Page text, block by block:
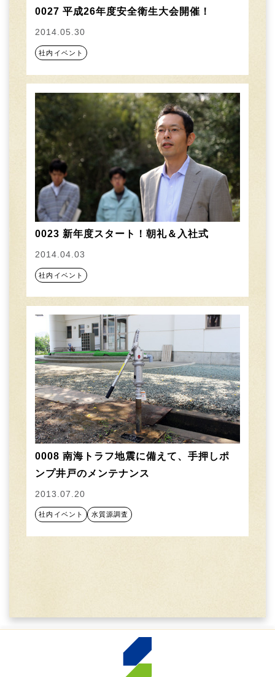
0027 平成26年度安全衛生大会開催！
2014.05.30
社内イベント
0023 新年度スタート！朝礼＆入社式
2014.04.03
社内イベント
0008 南海トラフ地震に備えて、手押しポ
ンプ井戸のメンテナンス
2013.07.20
社内イベント 水質源調査